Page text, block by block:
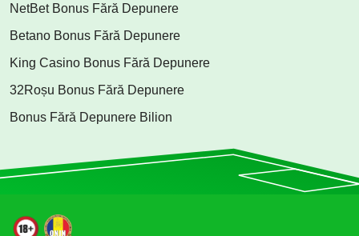
NetBet Bonus Fără Depunere
Betano Bonus Fără Depunere
King Casino Bonus Fără Depunere
32Roșu Bonus Fără Depunere
Bonus Fără Depunere Bilion